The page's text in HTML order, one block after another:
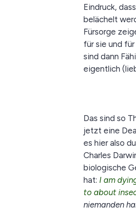
Eindruck,
belächelt
Fürsorge
für sie und
sind dann
eigentlich
Das sind so
jetzt eine
es hier also
Charles
biologische
hat: I am
to about
niemanden